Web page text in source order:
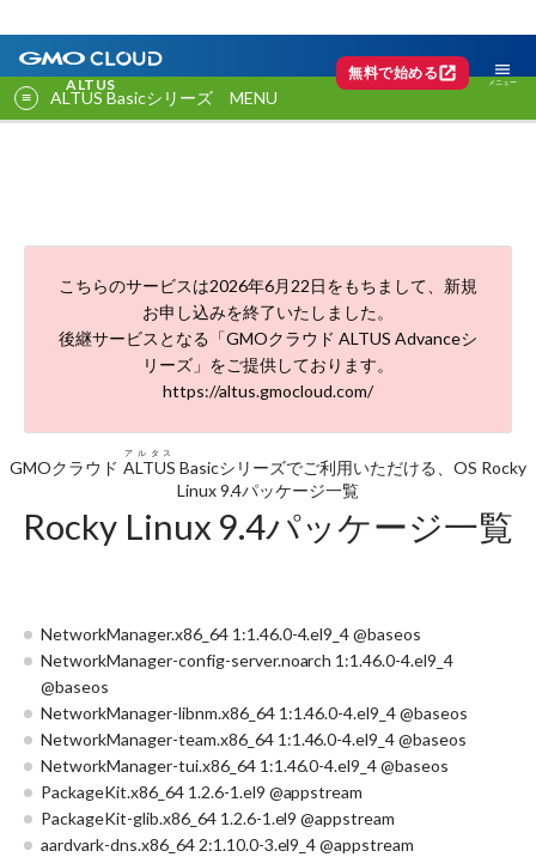
ALTUS
無料で始めるopen_in_new menu
ALTUS Basicシリーズ MENU
こちらのサービスは2026年6月22日をもちまして、新規
お申し込みを終了いたしました。
後継サービスとなる「GMOクラウド ALTUS Advanceシ
リーズ」をご提供しております。
https://altus.gmocloud.com/
GMOクラウド ALTUS
アルタス
Basicシリーズでご利用いただける、OS Rocky
Linux 9.4パッケージ一覧
Rocky Linux 9.4パッケージ一覧
NetworkManager.x86_64 1:1.46.0-4.el9_4 @baseos
NetworkManager-config-server.noarch 1:1.46.0-4.el9_4
@baseos
NetworkManager-libnm.x86_64 1:1.46.0-4.el9_4 @baseos
NetworkManager-team.x86_64 1:1.46.0-4.el9_4 @baseos
NetworkManager-tui.x86_64 1:1.46.0-4.el9_4 @baseos
PackageKit.x86_64 1.2.6-1.el9 @appstream
PackageKit-glib.x86_64 1.2.6-1.el9 @appstream
aardvark-dns.x86_64 2:1.10.0-3.el9_4 @appstream